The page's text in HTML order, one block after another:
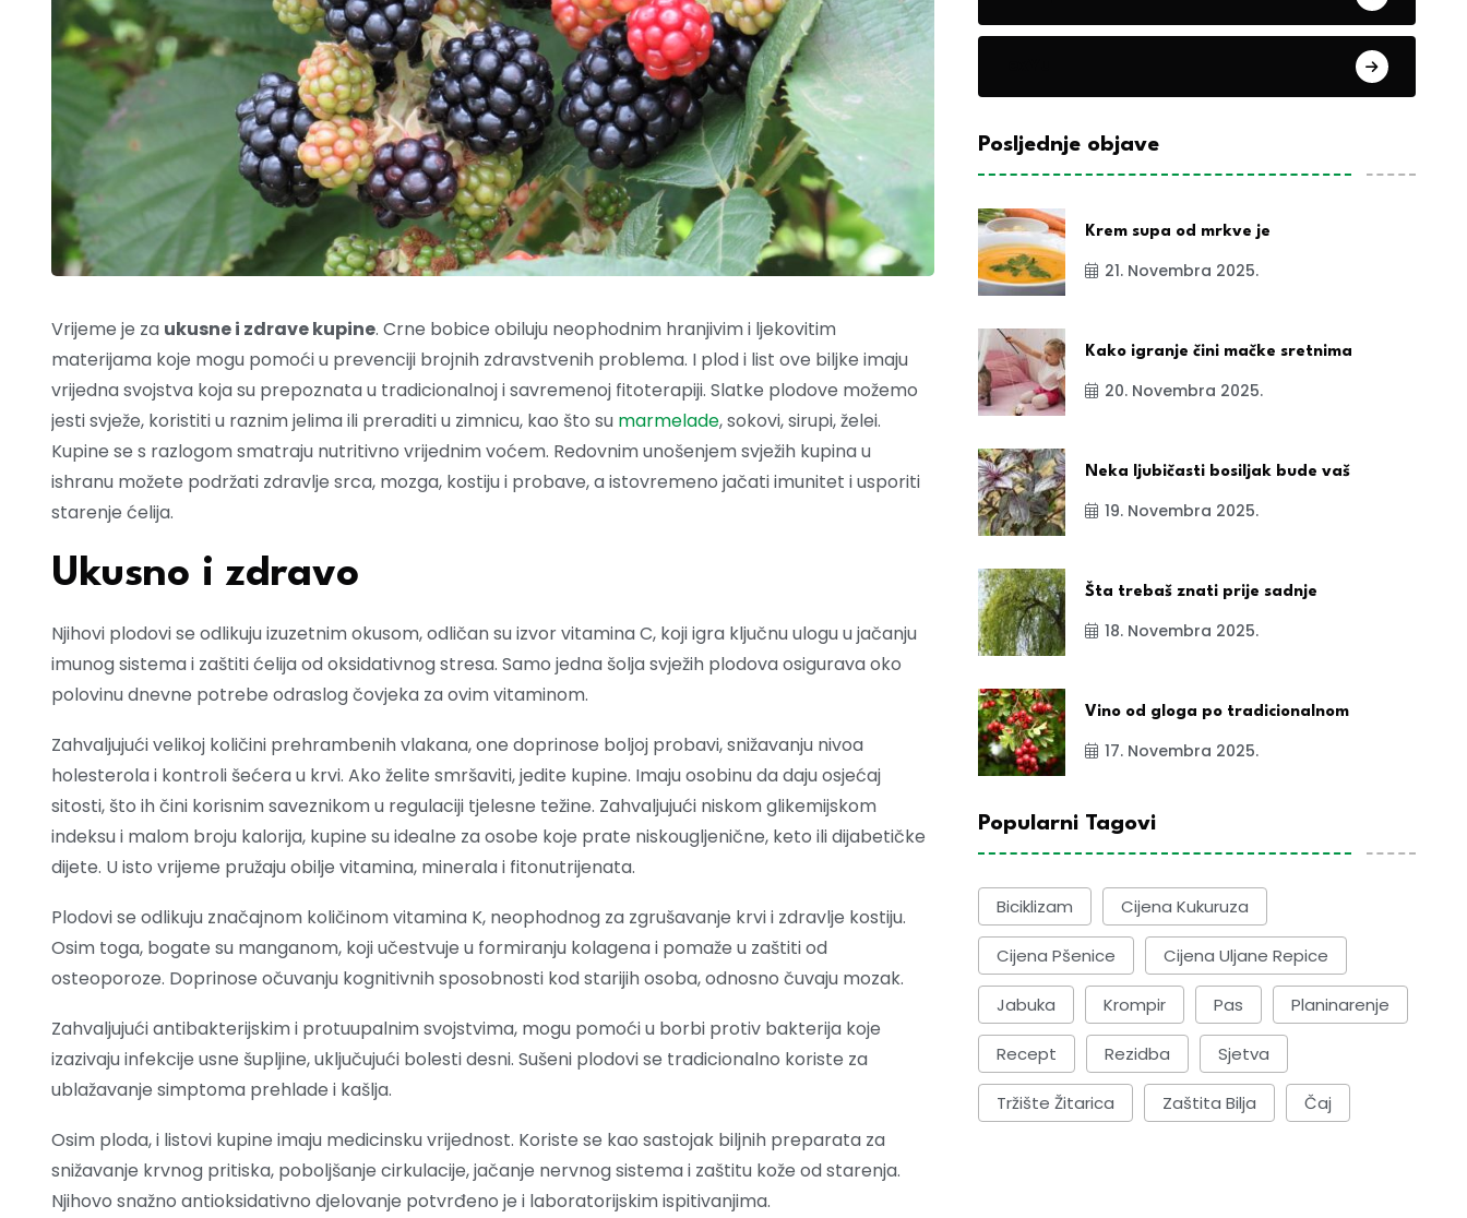
Vrijeme je za ukusne i zdrave kupine. Crne bobice obiluju neophodnim hranjivim i ljekovitim
materijama koje mogu pomoći u prevenciji brojnih zdravstvenih problema. I plod i list ove biljke imaju
vrijedna svojstva koja su prepoznata u tradicionalnoj i savremenoj fitoterapiji. Slatke plodove možemo
jesti svježe, koristiti u raznim jelima ili preraditi u zimnicu, kao što su marmelade, sokovi, sirupi, želei.
Kupine se s razlogom smatraju nutritivno vrijednim voćem. Redovnim unošenjem svježih kupina u
ishranu možete podržati zdravlje srca, mozga, kostiju i probave, a istovremeno jačati imunitet i usporiti
starenje ćelija.
Ukusno i zdravo
Njihovi plodovi se odlikuju izuzetnim okusom, odličan su izvor vitamina C, koji igra ključnu ulogu u jačanju
imunog sistema i zaštiti ćelija od oksidativnog stresa. Samo jedna šolja svježih plodova osigurava oko
polovinu dnevne potrebe odraslog čovjeka za ovim vitaminom.
Zahvaljujući velikoj količini prehrambenih vlakana, one doprinose boljoj probavi, snižavanju nivoa
holesterola i kontroli šećera u krvi. Ako želite smršaviti, jedite kupine. Imaju osobinu da daju osjećaj
sitosti, što ih čini korisnim saveznikom u regulaciji tjelesne težine. Zahvaljujući niskom glikemijskom
indeksu i malom broju kalorija, kupine su idealne za osobe koje prate niskougljenične, keto ili dijabetičke
dijete. U isto vrijeme pružaju obilje vitamina, minerala i fitonutrijenata.
Plodovi se odlikuju značajnom količinom vitamina K, neophodnog za zgrušavanje krvi i zdravlje kostiju.
Osim toga, bogate su manganom, koji učestvuje u formiranju kolagena i pomaže u zaštiti od
osteoporoze. Doprinose očuvanju kognitivnih sposobnosti kod starijih osoba, odnosno čuvaju mozak.
Zahvaljujući antibakterijskim i protuupalnim svojstvima, mogu pomoći u borbi protiv bakterija koje
izazivaju infekcije usne šupljine, uključujući bolesti desni. Sušeni plodovi se tradicionalno koriste za
ublažavanje simptoma prehlade i kašlja.
Osim ploda, i listovi kupine imaju medicinsku vrijednost. Koriste se kao sastojak biljnih preparata za
snižavanje krvnog pritiska, poboljšanje cirkulacije, jačanje nervnog sistema i zaštitu kože od starenja.
Njihovo snažno antioksidativno djelovanje potvrđeno je i laboratorijskim ispitivanjima.
Posljednje objave
Krem supa od mrkve je
21. Novembra 2025.
Kako igranje čini mačke sretnima
20. Novembra 2025.
Neka ljubičasti bosiljak bude vaš
19. Novembra 2025.
Šta trebaš znati prije sadnje
18. Novembra 2025.
Vino od gloga po tradicionalnom
17. Novembra 2025.
Popularni Tagovi
Biciklizam Cijena Kukuruza
Cijena Pšenice Cijena Uljane Repice
Jabuka Krompir Pas Planinarenje
Recept Rezidba Sjetva
Tržište Žitarica Zaštita Bilja Čaj